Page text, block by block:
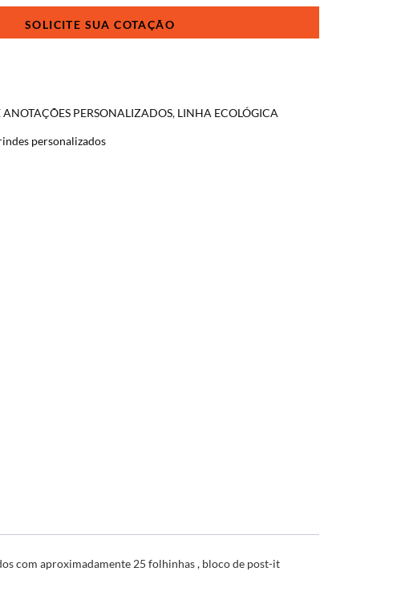
ANOTAÇÕES PERSONALIZADOS, LINHA ECOLÓGICA
personalizados
com aproximadamente 25 folhinhas , bloco de post-it